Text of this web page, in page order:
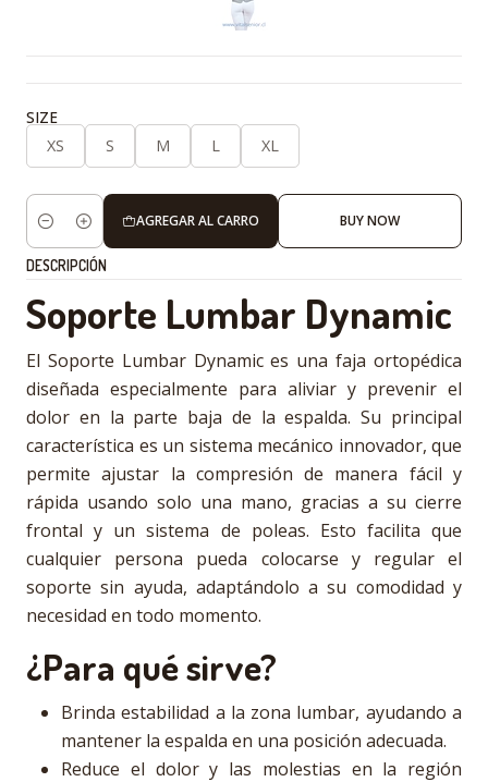
SIZE
XS
S M L XL
Cantidad
AGREGAR AL CARRO BUY NOW
DESCRIPCIÓN
Soporte Lumbar Dynamic
El Soporte Lumbar Dynamic es una faja ortopédica
diseñada especialmente para aliviar y prevenir el
dolor en la parte baja de la espalda. Su principal
característica es un sistema mecánico innovador, que
permite ajustar la compresión de manera fácil y
rápida usando solo una mano, gracias a su cierre
frontal y un sistema de poleas. Esto facilita que
cualquier persona pueda colocarse y regular el
soporte sin ayuda, adaptándolo a su comodidad y
necesidad en todo momento.
¿Para qué sirve?
Brinda estabilidad a la zona lumbar, ayudando a
mantener la espalda en una posición adecuada.
Reduce el dolor y las molestias en la región